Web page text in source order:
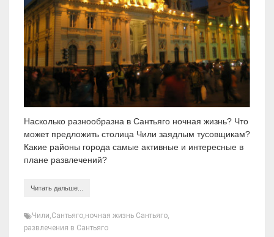
Насколько разнообразна в Сантьяго ночная жизнь? Что
может предложить столица Чили заядлым тусовщикам?
Какие районы города самые активные и интересные в
плане развлечений?
Читать дальше...
Чили,Сантьяго,ночная жизнь Сантьяго,
развлечения в Сантьяго